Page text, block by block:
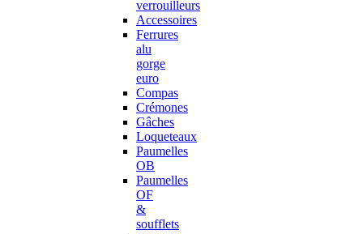
verrouilleurs
Accessoires
Ferrures
alu
gorge
euro
Compas
Crémones
Gâches
Loqueteaux
Paumelles
OB
Paumelles
OF
&
soufflets